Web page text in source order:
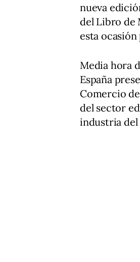
nueva
del Libro de
esta
Media hora
España
Comercio
del sector
industria